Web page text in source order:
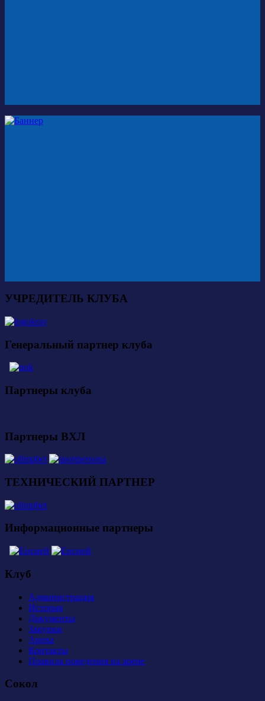
УЧРЕДИТЕЛЬ КЛУБА
Генеральный партнер клуба
Партнеры клуба
Партнеры ВХЛ
ТЕХНИЧЕСКИЙ ПАРТНЕР
Информационные партнеры
Клуб
Администрация
История
Документы
Закупки
Арена
Контакты
Правила поведения на арене
Сокол